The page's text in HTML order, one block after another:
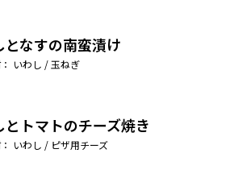
となすの南蛮漬け
いわし / 玉ねぎ
とトマトのチーズ焼き
いわし / ピザ用チーズ